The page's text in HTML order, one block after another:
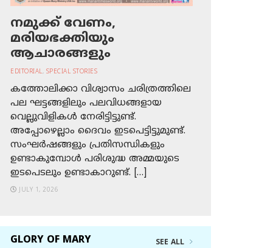
നമുക്ക് വേണം,
മരിയഭക്തിയും
ആചാരങ്ങളും
EDITORIAL, SPECIAL STORIES
കത്തോലിക്കാ വിശ്വാസം ചരിത്രത്തിലെ
പല ഘട്ടങ്ങളിലും പലവിധങ്ങളായ
വെല്ലുവിളികള്‍ നേരിട്ടിട്ടുണ്ട്.
അപ്പോഴെല്ലാം ദൈവം ഇടപെട്ടിട്ടുമുണ്ട്.
സംഘര്‍ഷങ്ങളും പ്രതിസന്ധികളും
ഉണ്ടാകുമ്പോള്‍ പരിശുദ്ധ അമ്മയുടെ
ഇടപെടലും ഉണ്ടാകാറുണ്ട്. […]
JULY 1, 2026
GLORY OF MARY SEE ALL